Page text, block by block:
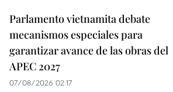
Parlamento vietnamita debate
mecanismos especiales para
garantizar avance de las obras del
APEC 2027
07/08/2026 02:17